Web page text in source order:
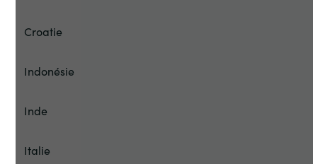
Croatie
Indonésie
Inde
Italie